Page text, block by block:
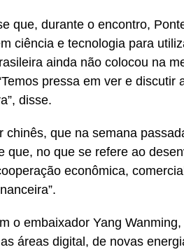
que, durante o encontro,
ciência e tecnologia para
ainda não colocou na
pressa em ver e
disse.
chinês, que na semana
que, no que se refere ao
econômica,
o embaixador Yang
áreas digital, de novas